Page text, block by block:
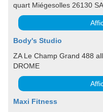
quart Miégesolles 26130
Body's Studio
ZA Le Champ Grand 488
DROME
Maxi Fitness